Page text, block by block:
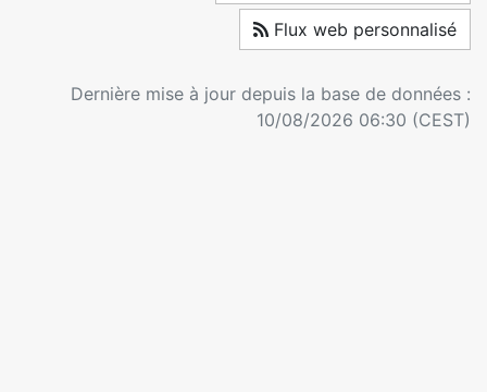
Flux web personnalisé
Dernière mise à jour depuis la base de données :
10/08/2026 06:30 (CEST)